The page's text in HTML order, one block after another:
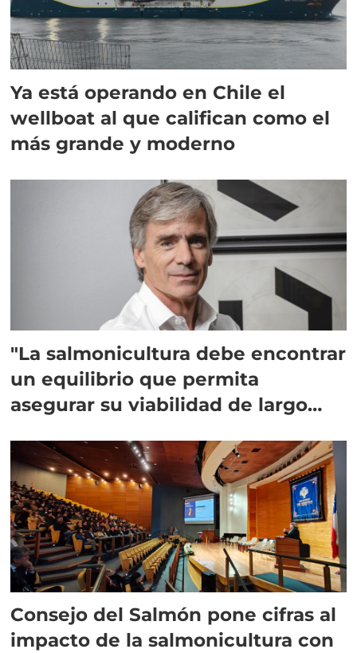
Ya está operando en Chile el
wellboat al que califican como el
más grande y moderno
"La salmonicultura debe encontrar
un equilibrio que permita
asegurar su viabilidad de largo
Consejo del Salmón pone cifras al
impacto de la salmonicultura con